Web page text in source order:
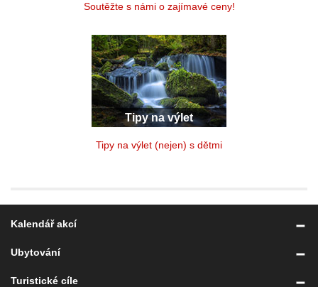
Soutěžte s námi o zajímavé ceny!
Tipy na výlet
Tipy na výlet (nejen) s dětmi
Kalendář akcí
Ubytování
Turistické cíle